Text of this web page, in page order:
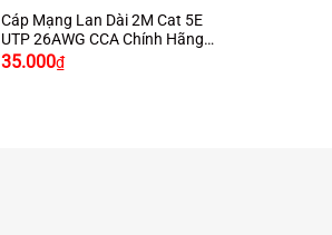
Cáp Mạng Lan Dài 2M Cat 5E
UTP 26AWG CCA Chính Hãng
Ugreen11231 Cao Cấp
35.000₫